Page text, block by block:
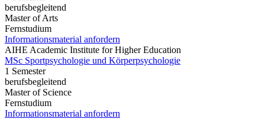
berufsbegleitend
Master of Arts
Fernstudium
Informationsmaterial anfordern
AIHE Academic Institute for Higher Education
MSc Sportpsychologie und Körperpsychologie
1 Semester
berufsbegleitend
Master of Science
Fernstudium
Informationsmaterial anfordern